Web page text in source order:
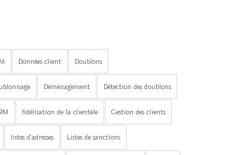
Données client Doublons
Déménagement Détection des doublons
fidélisation de la clientèle Gestion des clients
listes d'adresses Listes de sanctions